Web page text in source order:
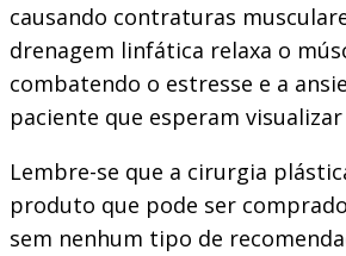
causando contraturas
drenagem linfática relaxa o
combatendo o estresse e a
paciente que esperam
Lembre-se que a cirurgia
produto que pode ser
sem nenhum tipo de